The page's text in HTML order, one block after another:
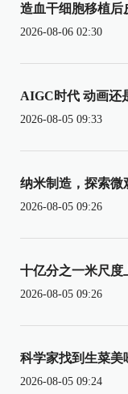
造血干细胞移植后
2026-08-06 02:30
AIGC时代 动画还
2026-08-05 09:33
纳米制造，探索微
2026-08-05 09:26
十亿分之一米尺度
2026-08-05 09:26
科学家找到生菜美
2026-08-05 09:24